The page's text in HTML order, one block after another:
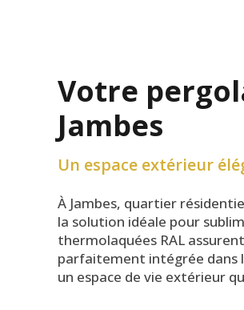
Votre
Jambes
Un espace extérieur
À Jambes, quartier
la solution idéale pour
thermolaquées RAL
parfaitement intégrée dans
un espace de vie extérieur